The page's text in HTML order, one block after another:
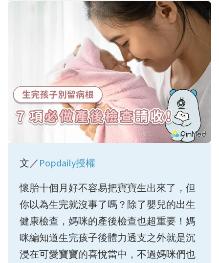
文／ Popdaily授權
懷胎十個月好不容易把寶寶生出來了，但
你以為生完就沒事了嗎？除了嬰兒的出生
健康檢查，媽咪的產後檢查也超重要！媽
咪編知道生完孩子後體力透支之外就是沉
浸在可愛寶寶的喜悅當中，不過媽咪們也